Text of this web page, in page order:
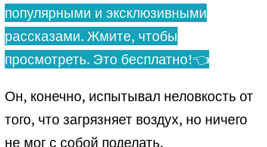
популярными и эксклюзивными
рассказами. Жмите, чтобы
просмотреть. Это бесплатно!👈
Он, конечно, испытывал неловкость от
того, что загрязняет воздух, но ничего
не мог с собой поделать.